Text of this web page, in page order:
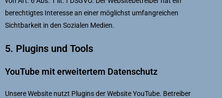
berechtigtes Interesse an einer möglichst umfangreichen
Sichtbarkeit in den Sozialen Medien.
5. Plugins und Tools
YouTube mit erweitertem Datenschutz
Unsere Website nutzt Plugins der Website YouTube. Betreiber